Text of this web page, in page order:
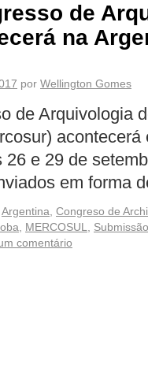
de
na
por Wellington Gomes
de Arquivologia
acontecerá
e 29 de
em forma
Argentina Congreso de
MERCOSUL
comentário